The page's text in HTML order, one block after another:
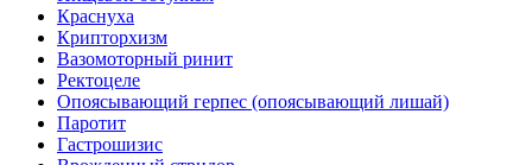
Краснуха
Крипторхизм
Вазомоторный ринит
Ректоцеле
Опоясывающий герпес (опоясывающий лишай)
Паротит
Гастрошизис